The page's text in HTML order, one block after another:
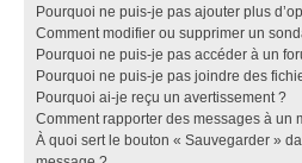
Pourquoi ne puis-je pas ajouter plus
Comment modifier ou supprimer un
Pourquoi ne puis-je pas accéder à un
Pourquoi ne puis-je pas joindre des
Pourquoi ai-je reçu un avertissement ?
Comment rapporter des messages à un
À quoi sert le bouton « Sauvegarder »